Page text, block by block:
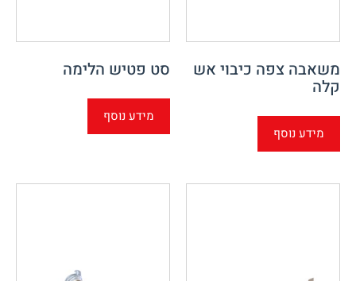
משאבה צפה כיבוי אש
קלה
מידע נוסף
סט פטיש הלימה
מידע נוסף